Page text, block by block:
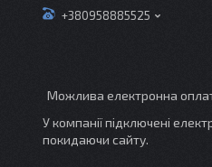
+380958885525
У компанії підключені
покидаючи сайту.